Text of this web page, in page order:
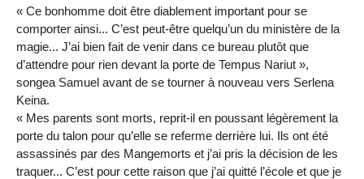
« Ce bonhomme doit être diablement important pour se
comporter ainsi... C’est peut-être quelqu’un du ministère de la
magie... J’ai bien fait de venir dans ce bureau plutôt que
d’attendre pour rien devant la porte de Tempus Nariut »,
songea Samuel avant de se tourner à nouveau vers Serlena
Keina.
« Mes parents sont morts, reprit-il en poussant légèrement la
porte du talon pour qu’elle se referme derrière lui. Ils ont été
assassinés par des Mangemorts et j’ai pris la décision de les
traquer... C’est pour cette raison que j’ai quitté l’école et que je